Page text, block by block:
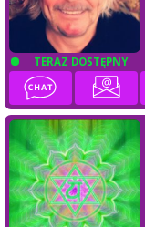
TERAZ DOSTĘPNY